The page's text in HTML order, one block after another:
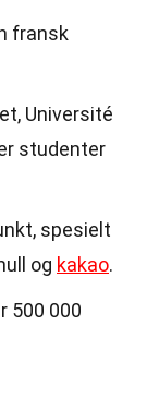
fransk
Université
studenter
spesielt
og kakao.
500 000